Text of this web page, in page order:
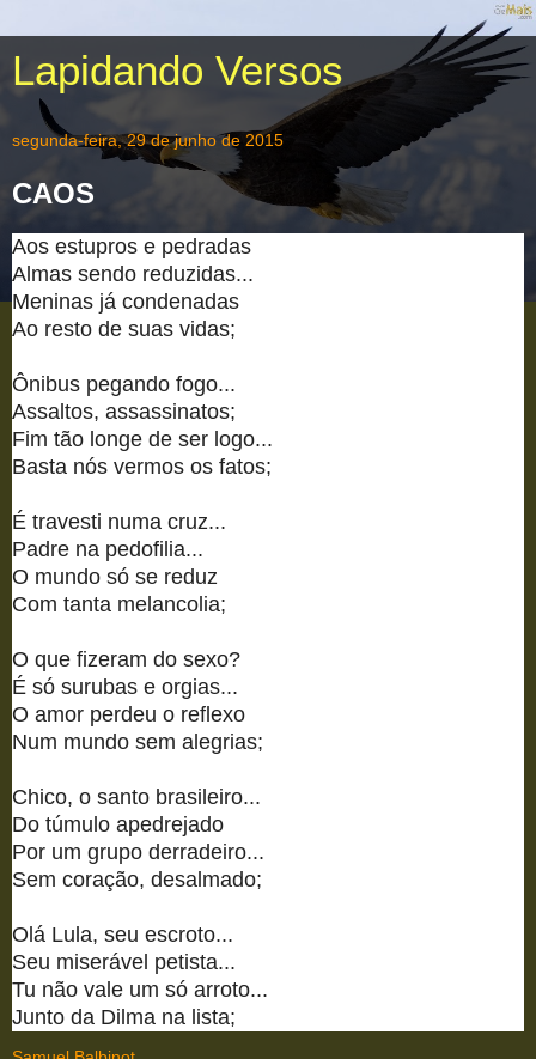
Lapidando Versos
segunda-feira, 29 de junho de 2015
CAOS
Aos estupros e pedradas
Almas sendo reduzidas...
Meninas já condenadas
Ao resto de suas vidas;
Ônibus pegando fogo...
Assaltos, assassinatos;
Fim tão longe de ser logo...
Basta nós vermos os fatos;
É travesti numa cruz...
Padre na pedofilia...
O mundo só se reduz
Com tanta melancolia;
O que fizeram do sexo?
É só surubas e orgias...
O amor perdeu o reflexo
Num mundo sem alegrias;
Chico, o santo brasileiro...
Do túmulo apedrejado
Por um grupo derradeiro...
Sem coração, desalmado;
Olá Lula, seu escroto...
Seu miserável petista...
Tu não vale um só arroto...
Junto da Dilma na lista;